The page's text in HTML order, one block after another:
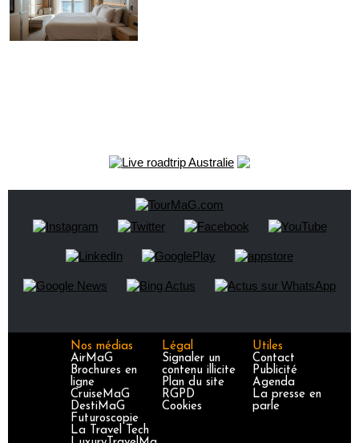
Nos médias
AirMaG
Brochures en
ligne
CruiseMaG
DestiMaG
Futuroscopie
La Travel Tech
Légal
Signaler un
contenu illicite
Plan du site
RGPD
Cookies
Utiles
Contact
Publicité
Agenda
La presse en
parle